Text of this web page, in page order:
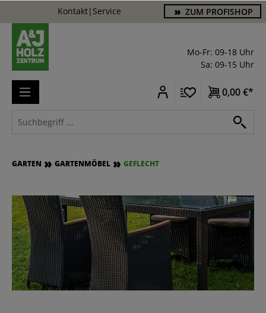
Kontakt| Service ZUM PROFISHOP
Mo-Fr: 09-18 Uhr
Sa: 09-15 Uhr
0,00 €*
GARTEN GARTENMÖBEL GEFLECHT